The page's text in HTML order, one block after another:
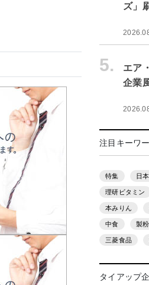
ズ」
5.
エア
企業
注目キーワ
特集 日
理研ビタミン
本みりん
中食 製
三菱食品
タイアップ